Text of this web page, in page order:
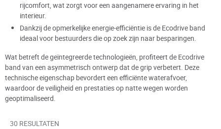
rijcomfort, wat zorgt voor een aangenamere ervaring in het
interieur.
Dankzij de opmerkelijke energie-efficiëntie is de Ecodrive band
ideaal voor bestuurders die op zoek zijn naar besparingen.
Wat betreft de geïntegreerde technologieën, profiteert de Ecodrive
band van een asymmetrisch ontwerp dat de grip verbetert. Deze
technische eigenschap bevordert een efficiënte waterafvoer,
waardoor de veiligheid en prestaties op natte wegen worden
geoptimaliseerd.
30 RESULTATEN